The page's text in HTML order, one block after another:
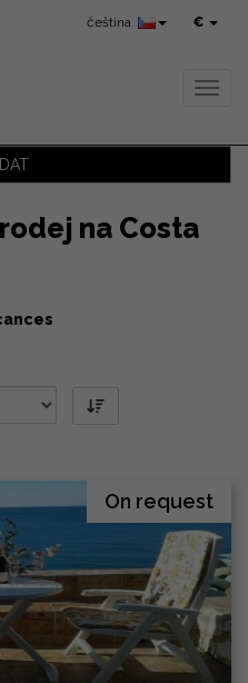
€
čeština
na Costa
On request